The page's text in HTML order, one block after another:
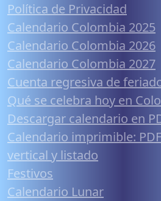
Política de Privacidad
Calendario Colombia 2025
Calendario Colombia 2026
Calendario Colombia 2027
Cuenta regresiva de
Qué se celebra hoy en
Descargar calendario en
Calendario imprimible:
vertical y listado
Festivos
Calendario Lunar